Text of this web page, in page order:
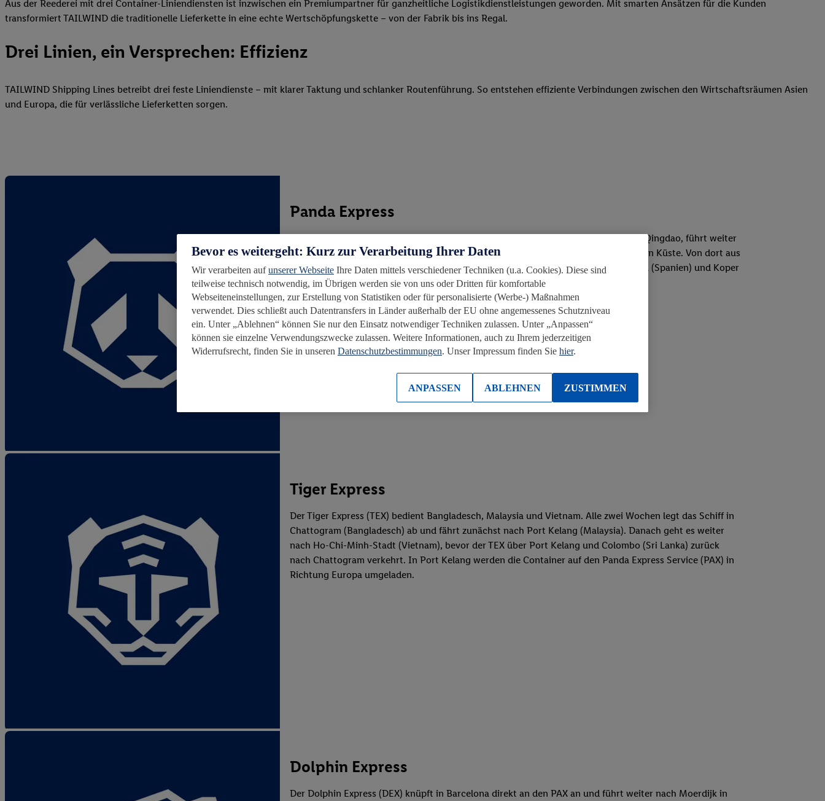
Aus der Reederei mit drei Container-Liniendiensten ist inzwischen ein Premiumpartner für ganzheitliche Logistikdienstleistungen geworden. Mit smarten Ansätzen für die Kunden
transformiert TAILWIND die traditionelle Lieferkette in eine echte Wertschöpfungskette – von der Fabrik bis ins Regal.
Drei Linien, ein Versprechen: Effizienz
TAILWIND Shipping Lines betreibt drei feste Liniendienste – mit klarer Taktung und schlanker Routenführung. So entstehen effiziente Verbindungen zwischen den Wirtschaftsräumen Asien
und Europa, die für verlässliche Lieferketten sorgen.
Panda Express
DerPanda Express (PAX)verbindet China mit dem Mittelmeer. Die Route startet in Qingdao, führt weiter
nach Ningbo und Dachan Bay – drei bedeutende Hafenstandorte an der chinesischen Küste. Von dort aus
geht es über Port Kelang (Malaysia) ins Mittelmeer, wo der PAX die Häfen Barcelona (Spanien) und Koper
(Slowenien) bedient, bevor er wieder Kurs zurück nach Asien nimmt.
Tiger Express
DerTiger Express (TEX) bedient Bangladesch, Malaysia und Vietnam. Alle zwei Wochen legt das Schiff in
Chattogram (Bangladesch) ab und fährt zunächst nach Port Kelang (Malaysia). Danach geht es weiter
nach Ho-Chi-Minh-Stadt (Vietnam), bevor der TEX über Port Kelang und Colombo (Sri Lanka) zurück
nach Chattogram verkehrt. In Port Kelang werden die Container auf den Panda Express Service (PAX) in
Richtung Europa umgeladen.
Dolphin Express
Der Dolphin Express (DEX) knüpft in Barcelona direkt an den PAX an und führt weiter nach Moerdijk in
Bevor es weitergeht: Kurz zur Verarbeitung Ihrer Daten
Wir verarbeiten aufunserer Webseite Ihre Daten mittels verschiedener Techniken (u.a. Cookies). Diese sind
teilweise technisch notwendig, im Übrigen werden sie von uns oder Dritten für komfortable
Webseiteneinstellungen, zur Erstellung von Statistiken oder für personalisierte (Werbe-) Maßnahmen
verwendet. Dies schließt auch Datentransfers in Länder außerhalb der EU ohne angemessenes Schutzniveau
ein. Unter „Ablehnen“ können Sie nur den Einsatz notwendiger Techniken zulassen. Unter „Anpassen“
können sie einzelne Verwendungszwecke zulassen. Weitere Informationen, auch zu Ihrem jederzeitigen
Widerrufsrecht, finden Sie in unseren Datenschutzbestimmungen. Unser Impressum finden Sie hier.
ABLEHNEN ZUSTIMMEN
ANPASSEN